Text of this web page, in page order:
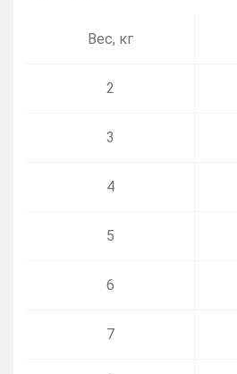
Вес, кг
2
3
4
5
6
7